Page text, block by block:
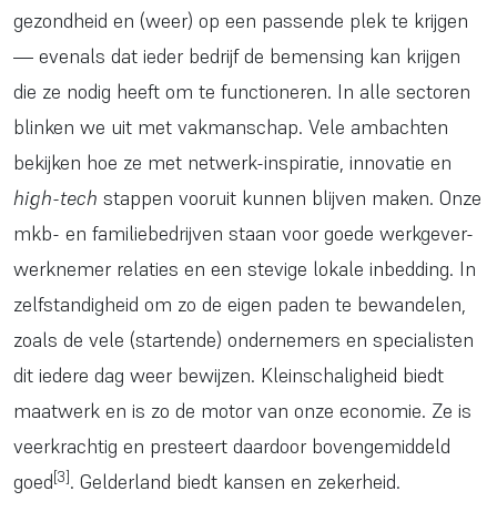
gezondheid en (weer) op een passende plek te krijgen
— evenals dat ieder bedrijf de bemensing kan krijgen
die ze nodig heeft om te functioneren. In alle sectoren
blinken we uit met vakmanschap. Vele ambachten
bekijken hoe ze met netwerk-inspiratie, innovatie en
high-tech stappen vooruit kunnen blijven maken. Onze
mkb- en familiebedrijven staan voor goede werkgever-
werknemer relaties en een stevige lokale inbedding. In
zelfstandigheid om zo de eigen paden te bewandelen,
zoals de vele (startende) ondernemers en specialisten
dit iedere dag weer bewijzen. Kleinschaligheid biedt
maatwerk en is zo de motor van onze economie. Ze is
veerkrachtig en presteert daardoor bovengemiddeld
goed[3]. Gelderland biedt kansen en zekerheid.